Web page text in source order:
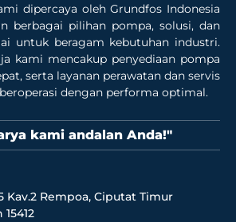
dipercaya oleh Grundfos Indonesia
berbagai pilihan pompa, solusi, dan
untuk beragam kebutuhan industri.
kami mencakup penyediaan pompa
serta layanan perawatan dan servis
dengan performa optimal.
kami andalan Anda!"
Kav.2 Rempoa, Ciputat Timur